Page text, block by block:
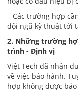
– Các trường hợp
đội ngũ kỹ thuật tới
2. Những trường
trình - Định vị
Việt Tech đã nhận
về việc bảo hành.
hợp không được